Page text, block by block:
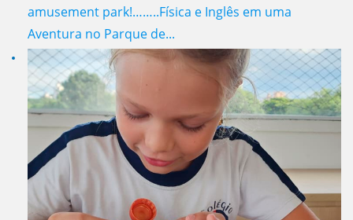
amusement park!……..Física e Inglês em uma
Aventura no Parque de...